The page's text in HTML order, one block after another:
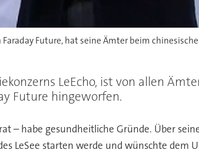
Future, hat seine Ämter beim
LeEcho, ist von allen
Future hingeworfen.
– habe gesundheitliche Gründe. Über
LeSee starten werde und wünschte dem